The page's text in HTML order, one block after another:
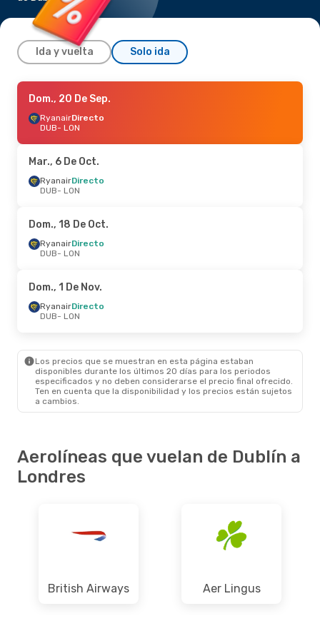
Ida y vuelta Solo ida
Vie., 23 De Oct.- Dom., 25 De Oct.
RyanairDirecto
DUB- LON
LON- DUB
Dom., 20 De Sep.
RyanairDirecto
DUB- LON
Mar., 6 De Oct.
RyanairDirecto
DUB- LON
Dom., 18 De Oct.
RyanairDirecto
DUB- LON
Dom., 1 De Nov.
RyanairDirecto
DUB- LON
Los precios que se muestran en esta página estaban
disponibles durante los últimos 20 días para los periodos
especificados y no deben considerarse el precio final ofrecido.
Ten en cuenta que la disponibilidad y los precios están sujetos
a cambios.
Aerolíneas que vuelan de Dublín a
Londres
British Airways Aer Lingus